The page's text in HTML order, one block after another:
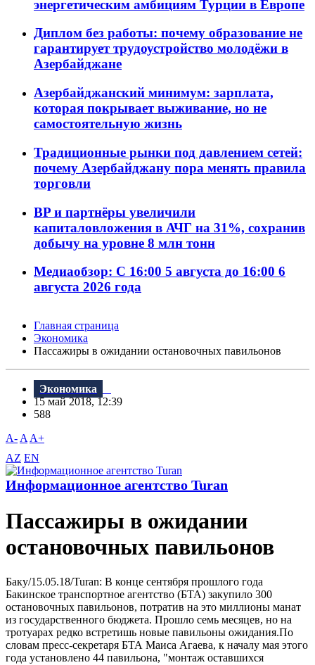
энергетическим амбициям Турции в Европе
Диплом без работы: почему образование не
гарантирует трудоустройство молодёжи в
Азербайджане
Азербайджанский минимум: зарплата,
которая покрывает выживание, но не
самостоятельную жизнь
Традиционные рынки под давлением сетей:
почему Азербайджану пора менять правила
торговли
BP и партнёры увеличили
капиталовложения в АЧГ на 31%, сохранив
добычу на уровне 8 млн тонн
Медиаобзор: С 16:00 5 августа до 16:00 6
августа 2026 года
Главная страница
Экономика
Пассажиры в ожидании остановочных павильонов
Экономика
15 май 2018, 12:39
588
A- A A+
AZ EN
Информационное агентство Turan
Пассажиры в ожидании
остановочных павильонов
Баку/15.05.18/Turan: B конце сентября прошлого года
Бакинское транспортное агентство (БТА) закупило 300
остановочных павильонов, потратив на это миллионы манат
из государственного бюджета. Прошло семь месяцев, но на
тротуарах редко встретишь новые павильоны ожидания.По
словам пресс-секретаря БТА Маиса Агаева, к началу мая этого
года установлено 44 павильона, "монтаж оставшихся